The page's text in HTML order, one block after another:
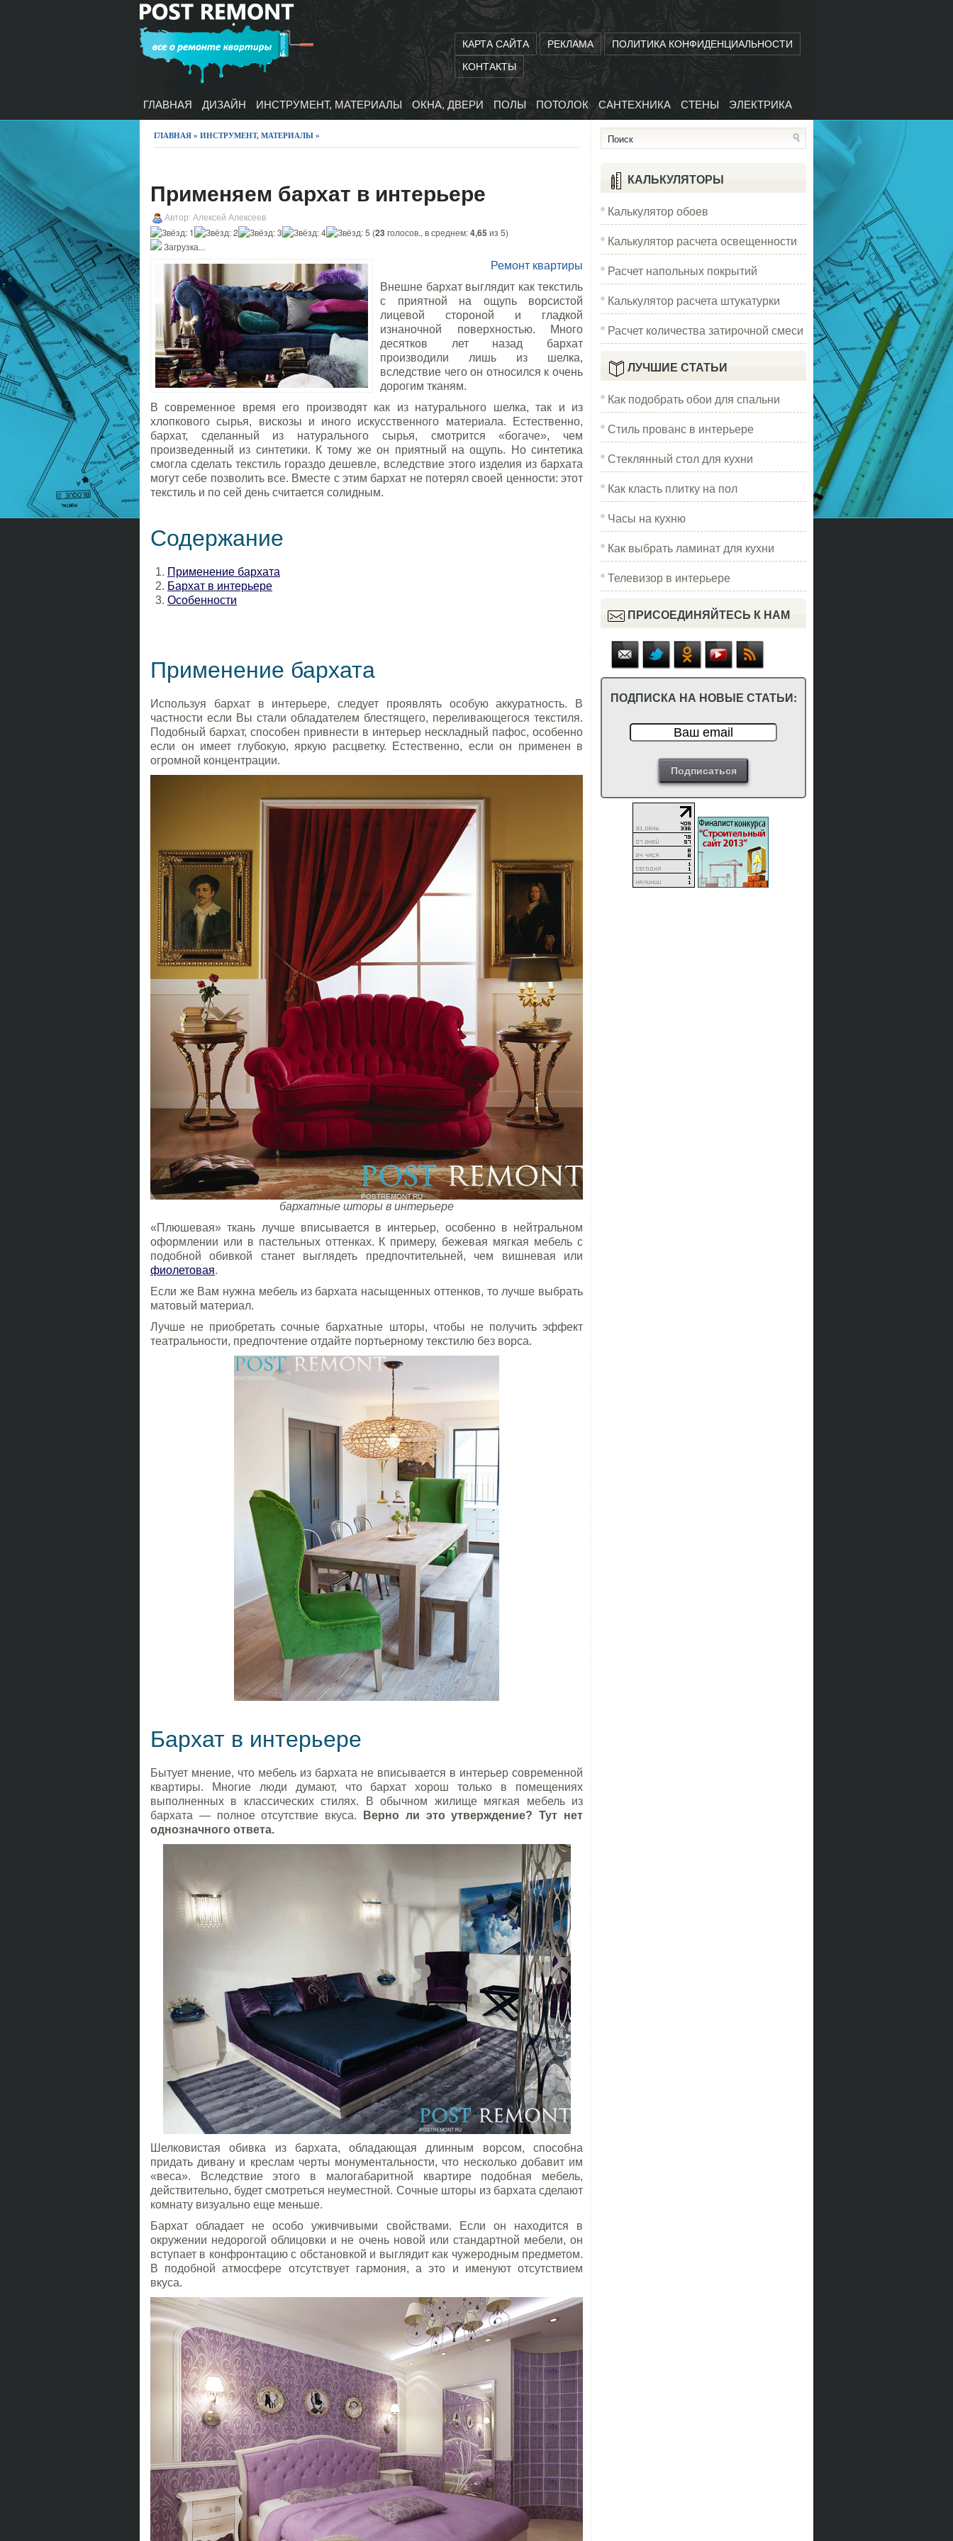
КАРТА САЙТА РЕКЛАМА
ПОЛИТИКА КОНФИДЕНЦИАЛЬНОСТИ
КОНТАКТЫ
ГЛАВНАЯ ДИЗАЙН ИНСТРУМЕНТ, МАТЕРИАЛЫ ОКНА, ДВЕРИ ПОЛЫ ПОТОЛОК САНТЕХНИКА СТЕНЫ ЭЛЕКТРИКА
ГЛАВНАЯ » ИНСТРУМЕНТ, МАТЕРИАЛЫ »
Применяем бархат в интерьере
Автор: Алексей Алексеев
(23 голосов., в среднем:4,65 из 5)
Загрузка...
Ремонт квартиры
Внешне бархат выглядит как текстиль
с приятной на ощупь ворсистой
лицевой стороной и гладкой
изнаночной поверхностью. Много
десятков лет назад бархат
производили лишь из шелка,
вследствие чего он относился к очень
дорогим тканям.
В современное время его производят как из натурального шелка, так и из
хлопкового сырья, вискозы и иного искусственного материала. Естественно,
бархат, сделанный из натурального сырья, смотрится «богаче», чем
произведенный из синтетики. К тому же он приятный на ощупь. Но синтетика
смогла сделать текстиль гораздо дешевле, вследствие этого изделия из бархата
могут себе позволить все. Вместе с этим бархат не потерял своей ценности: этот
текстиль и по сей день считается солидным.
Содержание
Применение бархата
Бархат в интерьере
Особенности
Применение бархата
Используя бархат в интерьере, следует проявлять особую аккуратность. В
частности если Вы стали обладателем блестящего, переливающегося текстиля.
Подобный бархат, способен привнести в интерьер нескладный пафос, особенно
если он имеет глубокую, яркую расцветку. Естественно, если он применен в
огромной концентрации.
бархатные шторы в интерьере
«Плюшевая» ткань лучше вписывается в интерьер, особенно в нейтральном
оформлении или в пастельных оттенках. К примеру, бежевая мягкая мебель с
подобной обивкой станет выглядеть предпочтительней, чем вишневая или
фиолетовая.
Если же Вам нужна мебель из бархата насыщенных оттенков, то лучше выбрать
матовый материал.
Лучше не приобретать сочные бархатные шторы, чтобы не получить эффект
театральности, предпочтение отдайте портьерному текстилю без ворса.
Бархат в интерьере
Бытует мнение, что мебель из бархата не вписывается в интерьер современной
квартиры. Многие люди думают, что бархат хорош только в помещениях
выполненных в классических стилях. В обычном жилище мягкая мебель из
бархата — полное отсутствие вкуса.
Верно ли это утверждение? Тут нет
однозначного ответа.
Шелковистая обивка из бархата, обладающая длинным ворсом, способна
придать дивану и креслам черты монументальности, что несколько добавит им
«веса». Вследствие этого в малогабаритной квартире подобная мебель,
действительно, будет смотреться неуместной. Сочные шторы из бархата сделают
комнату визуально еще меньше.
Бархат обладает не особо уживчивыми свойствами. Если он находится в
окружении недорогой облицовки и не очень новой или стандартной мебели, он
вступает в конфронтацию с обстановкой и выглядит как чужеродным предметом.
В подобной атмосфере отсутствует гармония, а это и именуют отсутствием
вкуса.
КАЛЬКУЛЯТОРЫ
Калькулятор обоев
Калькулятор расчета освещенности
Расчет напольных покрытий
Калькулятор расчета штукатурки
Расчет количества затирочной смеси
ЛУЧШИЕ СТАТЬИ
Как подобрать обои для спальни
Стиль прованс в интерьере
Стеклянный стол для кухни
Как класть плитку на пол
Часы на кухню
Как выбрать ламинат для кухни
Телевизор в интерьере
ПРИСОЕДИНЯЙТЕСЬ К НАМ
ПОДПИСКА НА НОВЫЕ СТАТЬИ: